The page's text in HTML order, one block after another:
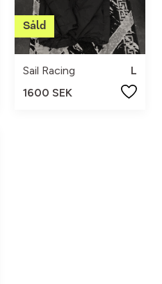
Sail Racing
L
1600 SEK